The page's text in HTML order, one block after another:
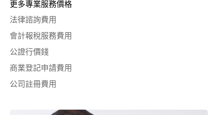
更多專業服務價格
法律諮詢費用
會計報稅服務費用
公證行價錢
商業登記申請費用
公司註冊費用